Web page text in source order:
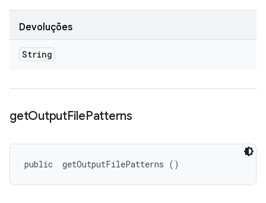
Devoluções
String
getOutputFilePatterns
public getOutputFilePatterns ()